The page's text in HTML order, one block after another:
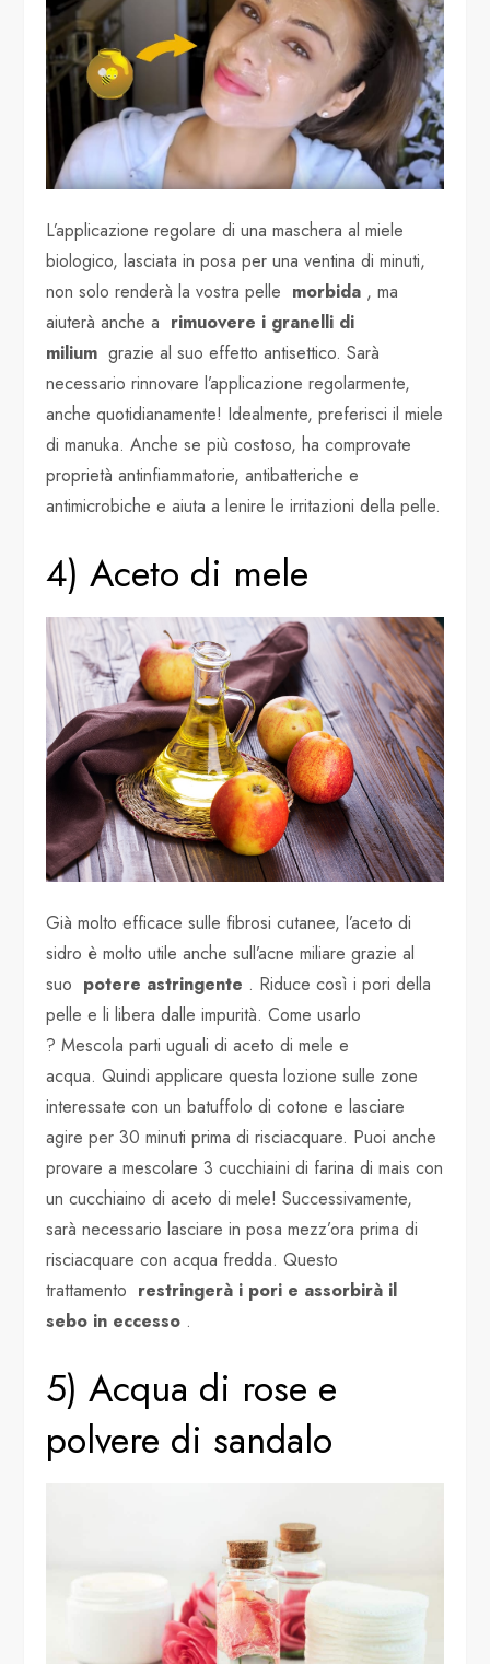
L’applicazione regolare di una maschera al miele
biologico, lasciata in posa per una ventina di minuti,
non solo renderà la vostra pelle morbida , ma
aiuterà anche a rimuovere i granelli di
milium grazie al suo effetto antisettico. Sarà
necessario rinnovare l’applicazione regolarmente,
anche quotidianamente! Idealmente, preferisci il miele
di manuka. Anche se più costoso, ha comprovate
proprietà antinfiammatorie, antibatteriche e
antimicrobiche e aiuta a lenire le irritazioni della pelle.
4) Aceto di mele
Già molto efficace sulle fibrosi cutanee, l’aceto di
sidro è molto utile anche sull’acne miliare grazie al
suo potere astringente . Riduce così i pori della
pelle e li libera dalle impurità. Come usarlo
? Mescola parti uguali di aceto di mele e
acqua. Quindi applicare questa lozione sulle zone
interessate con un batuffolo di cotone e lasciare
agire per 30 minuti prima di risciacquare. Puoi anche
provare a mescolare 3 cucchiaini di farina di mais con
un cucchiaino di aceto di mele! Successivamente,
sarà necessario lasciare in posa mezz’ora prima di
risciacquare con acqua fredda. Questo
trattamento restringerà i pori e assorbirà il
sebo in eccesso .
5) Acqua di rose e
polvere di sandalo